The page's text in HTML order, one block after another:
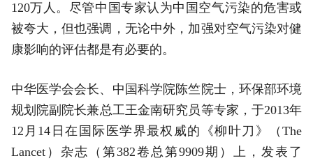
120万人。尽管中国专家认为中国空气污染的危害或
被夸大，但也强调，无论中外，加强对空气污染对健
康影响的评估都是有必要的。
中华医学会会长、中国科学院陈竺院士，环保部环境
规划院副院长兼总工王金南研究员等专家，于2013年
12月14日在国际医学界最权威的《柳叶刀》（The
Lancet）杂志（第382卷总第9909期）上，发表了